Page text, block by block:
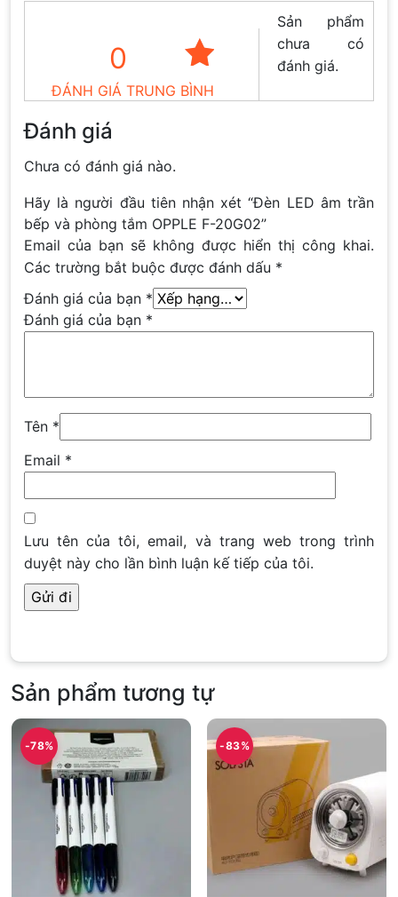
0
ĐÁNH GIÁ TRUNG BÌNH
Sản phẩm
chưa có
đánh giá.
Đánh giá
Chưa có đánh giá nào.
Hãy là người đầu tiên nhận xét “Đèn LED âm trần
bếp và phòng tắm OPPLE F-20G02”
Email của bạn sẽ không được hiển thị công khai.
Các trường bắt buộc được đánh dấu *
Đánh giá của bạn *
Đánh giá của bạn *
Tên *
Email *
Lưu tên của tôi, email, và trang web trong trình
duyệt này cho lần bình luận kế tiếp của tôi.
Sản phẩm tương tự
-78% -83%